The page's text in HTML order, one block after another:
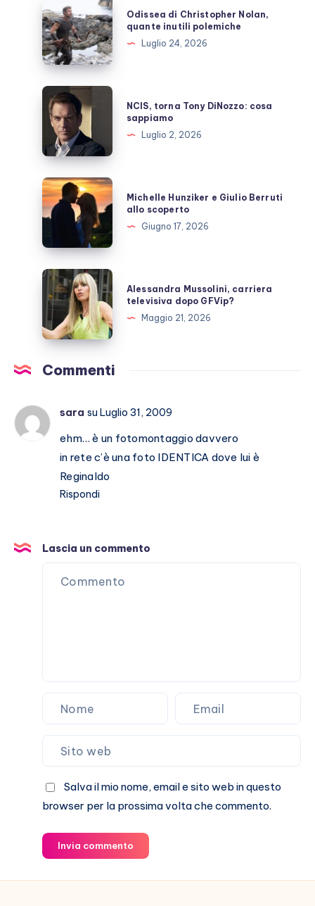
di
Christopher
Nolan,
quante
inutili
polemiche
Odissea di Christopher Nolan,
quante inutili polemiche
Luglio 24, 2026
NCIS,
torna
Tony
DiNozzo:
cosa
sappiamo
NCIS, torna Tony DiNozzo: cosa
sappiamo
Luglio 2, 2026
Michelle
Hunziker
e
Berruti
allo
scoperto
Michelle Hunziker e Giulio Berruti
allo scoperto
Giugno 17, 2026
Alessandra
Mussolini,
carriera
televisiva
dopo
GFVip?
Alessandra Mussolini, carriera
televisiva dopo GFVip?
Maggio 21, 2026
Commenti
sara su Luglio 31, 2009
ehm… è un fotomontaggio davvero
in rete c’è una foto IDENTICA dove lui è
Reginaldo
Rispondi
Lascia un commento
Salva il mio nome, email e sito web in questo
browser per la prossima volta che commento.
Invia commento